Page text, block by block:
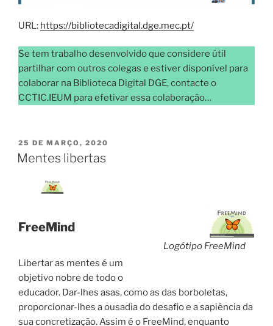
URL: https://bibliotecadigital.dge.mec.pt/
Se tem trabalho desenvolvido que considere útil
partilhar com outros colegas e estiver disponível para
colaborar na Biblioteca Digital DGE, contacte o
CCTIC.IEUM para efetivar essa colaboração…
PUBLICADO
EM
25 DE MARÇO, 2020
Mentes libertas
Logótipo FreeMind
FreeMind
Libertar as mentes é um
objetivo nobre de todo o
educador. Dar-lhes asas, como as das borboletas,
proporcionar-lhes a ousadia do desafio e a sapiência da
sua concretização. Assim é o FreeMind, enquanto